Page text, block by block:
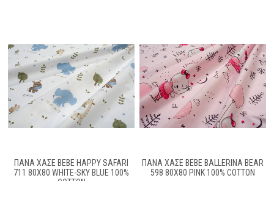
ΠΆΝΑ ΧΑΣΈ BEBE HAPPY SAFARI
711 80X80 WHITE-SKY BLUE 100%
COTTON
ΠΆΝΑ ΧΑΣΈ BEBE BALLERINA BEAR
598 80X80 PINK 100% COTTON